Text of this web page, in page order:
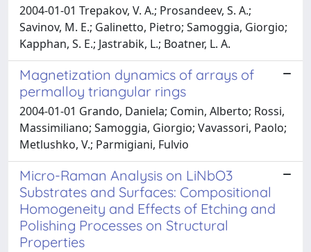
2004-01-01 Trepakov, V. A.; Prosandeev, S. A.;
Savinov, M. E.; Galinetto, Pietro; Samoggia, Giorgio;
Kapphan, S. E.; Jastrabik, L.; Boatner, L. A.
Magnetization dynamics of arrays of
permalloy triangular rings
2004-01-01 Grando, Daniela; Comin, Alberto; Rossi,
Massimiliano; Samoggia, Giorgio; Vavassori, Paolo;
Metlushko, V.; Parmigiani, Fulvio
Micro-Raman Analysis on LiNbO3
Substrates and Surfaces: Compositional
Homogeneity and Effects of Etching and
Polishing Processes on Structural
Properties